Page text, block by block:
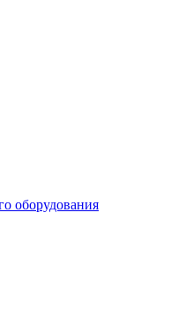
оборудования